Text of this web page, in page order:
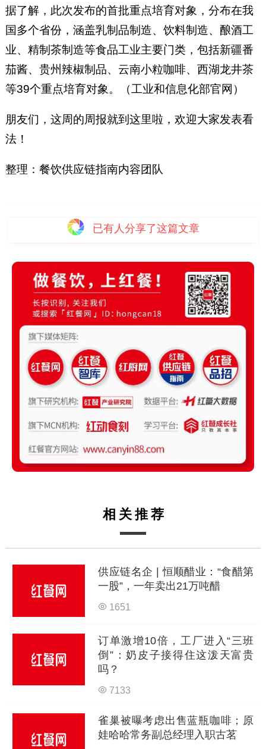
据了解，此次发布的首批重点培育对象，分布在我
国多个省份，涵盖乳制品制造、饮料制造、酿酒工
业、精制茶制造等食品工业主要门类，包括新疆番
茄酱、贵州辣椒制品、云南小粒咖啡、西湖龙井茶
等39个重点培育对象。（工业和信息化部官网）
朋友们，这周的周报就到这里啦，欢迎大家发表看
法！
整理：餐饮供应链指南内容团队
已有 人分享了这篇文章
相关推荐
供应链名企 | 恒顺醋业：“食醋第
一股”，一年卖出21万吨醋
1651
订单激增10倍，工厂进入“三班
倒”：奶皮子接得住这泼天富贵
吗？
7133
雀巢被曝考虑出售蓝瓶咖啡；原
娃哈哈常务副总经理入职古茗